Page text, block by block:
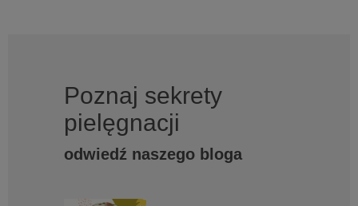
Poznaj sekrety
pielęgnacji
odwiedź naszego bloga